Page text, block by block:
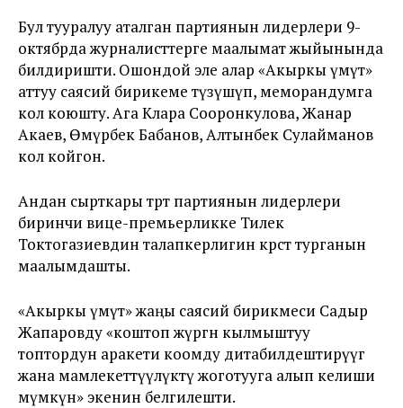
Бул тууралуу аталган партиянын лидерлери 9-
октябрда журналисттерге маалымат жыйынында
билдиришти. Ошондой эле алар «Акыркы үмүт»
аттуу саясий бирикеме түзүшүп, меморандумга
кол коюшту. Ага Клара Сооронкулова, Жанар
Акаев, Өмүрбек Бабанов, Алтынбек Сулайманов
кол койгон.
Андан сырткары төрт партиянын лидерлери
биринчи вице-премьерликке Тилек
Токтогазиевдин талапкерлигин көрсөтө турганын
маалымдашты.
«Акыркы үмүт» жаңы саясий бирикмеси Садыр
Жапаровду «коштоп жүргөн кылмыштуу
топтордун аракети коомду дитабилдештирүүгө
жана мамлекеттүүлүктү жоготууга алып келиши
мүмкүн» экенин белгилешти.